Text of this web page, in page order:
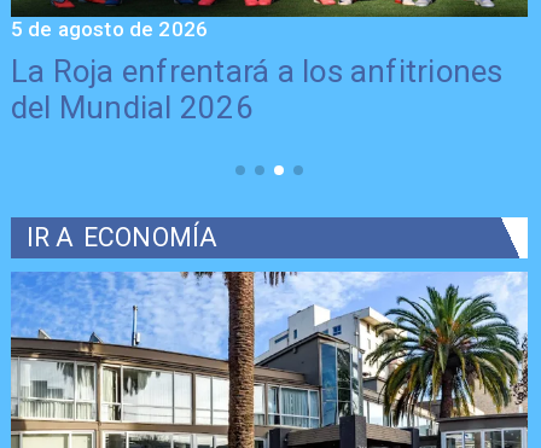
La Roja enfrentará a los anfitriones
del Mundial 2026
5 de agosto de 2026
IR A ECONOMÍA